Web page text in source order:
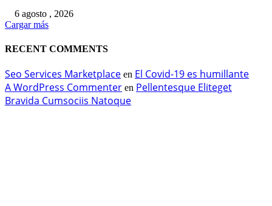
6 agosto , 2026
Cargar más
RECENT COMMENTS
Seo Services Marketplace en El Covid-19 es humillante
A WordPress Commenter en Pellentesque Eliteget
Bravida Cumsociis Natoque